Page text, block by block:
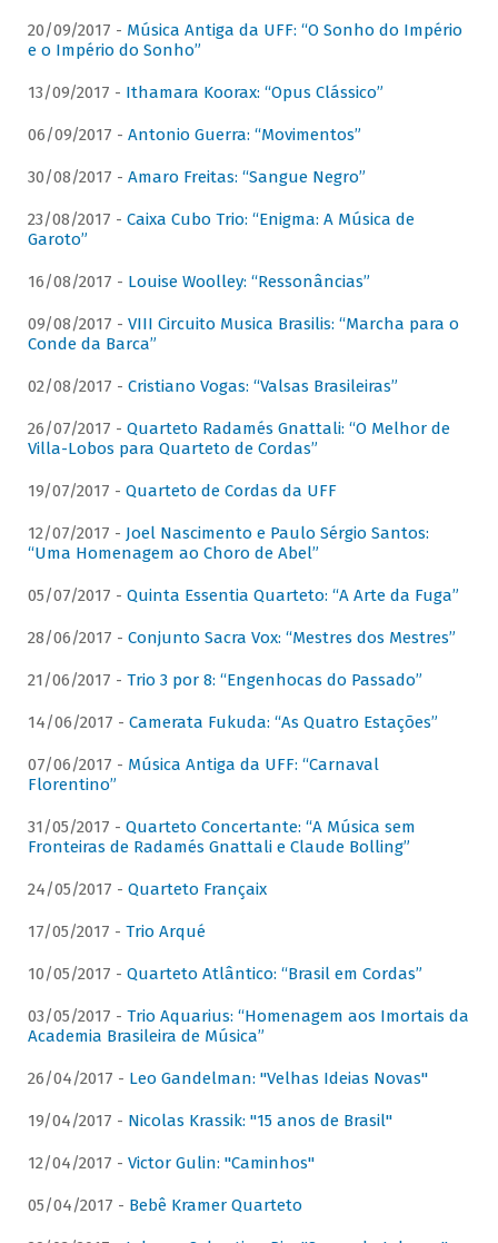
20/09/2017 - Música Antiga da UFF: “O Sonho do Império
e o Império do Sonho”
13/09/2017 - Ithamara Koorax: “Opus Clássico”
06/09/2017 - Antonio Guerra: “Movimentos”
30/08/2017 - Amaro Freitas: “Sangue Negro”
23/08/2017 - Caixa Cubo Trio: “Enigma: A Música de
Garoto”
16/08/2017 - Louise Woolley: “Ressonâncias”
09/08/2017 - VIII Circuito Musica Brasilis: “Marcha para o
Conde da Barca”
02/08/2017 - Cristiano Vogas: “Valsas Brasileiras”
26/07/2017 - Quarteto Radamés Gnattali: “O Melhor de
Villa-Lobos para Quarteto de Cordas”
19/07/2017 - Quarteto de Cordas da UFF
12/07/2017 - Joel Nascimento e Paulo Sérgio Santos:
“Uma Homenagem ao Choro de Abel”
05/07/2017 - Quinta Essentia Quarteto: “A Arte da Fuga”
28/06/2017 - Conjunto Sacra Vox: “Mestres dos Mestres”
21/06/2017 - Trio 3 por 8: “Engenhocas do Passado”
14/06/2017 - Camerata Fukuda: “As Quatro Estações”
07/06/2017 - Música Antiga da UFF: “Carnaval
Florentino”
31/05/2017 - Quarteto Concertante: “A Música sem
Fronteiras de Radamés Gnattali e Claude Bolling”
24/05/2017 - Quarteto Françaix
17/05/2017 - Trio Arqué
10/05/2017 - Quarteto Atlântico: “Brasil em Cordas”
03/05/2017 - Trio Aquarius: “Homenagem aos Imortais da
Academia Brasileira de Música”
26/04/2017 - Leo Gandelman: "Velhas Ideias Novas"
19/04/2017 - Nicolas Krassik: "15 anos de Brasil"
12/04/2017 - Victor Gulin: "Caminhos"
05/04/2017 - Bebê Kramer Quarteto